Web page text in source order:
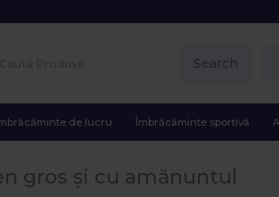
Search
de lucru Îmbrăcăminte sportivă
gros și cu amănuntul